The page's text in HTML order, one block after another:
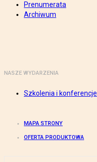
Prenumerata
Archiwum
NASZE WYDARZENIA
Szkolenia i konferencje
MAPA STRONY
OFERTA PRODUKTOWA